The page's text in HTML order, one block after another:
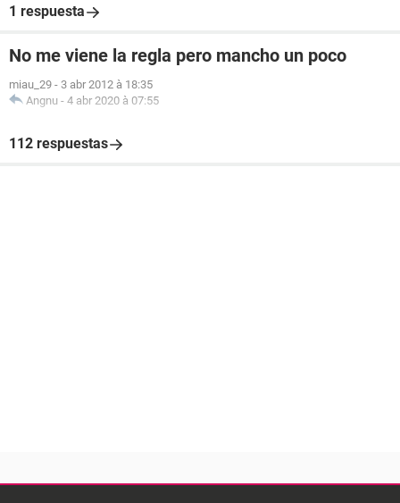
1 respuesta
No me viene la regla pero mancho un poco
miau_29 - 3 abr 2012 à 18:35
Angnu - 4 abr 2020 à 07:55
112 respuestas